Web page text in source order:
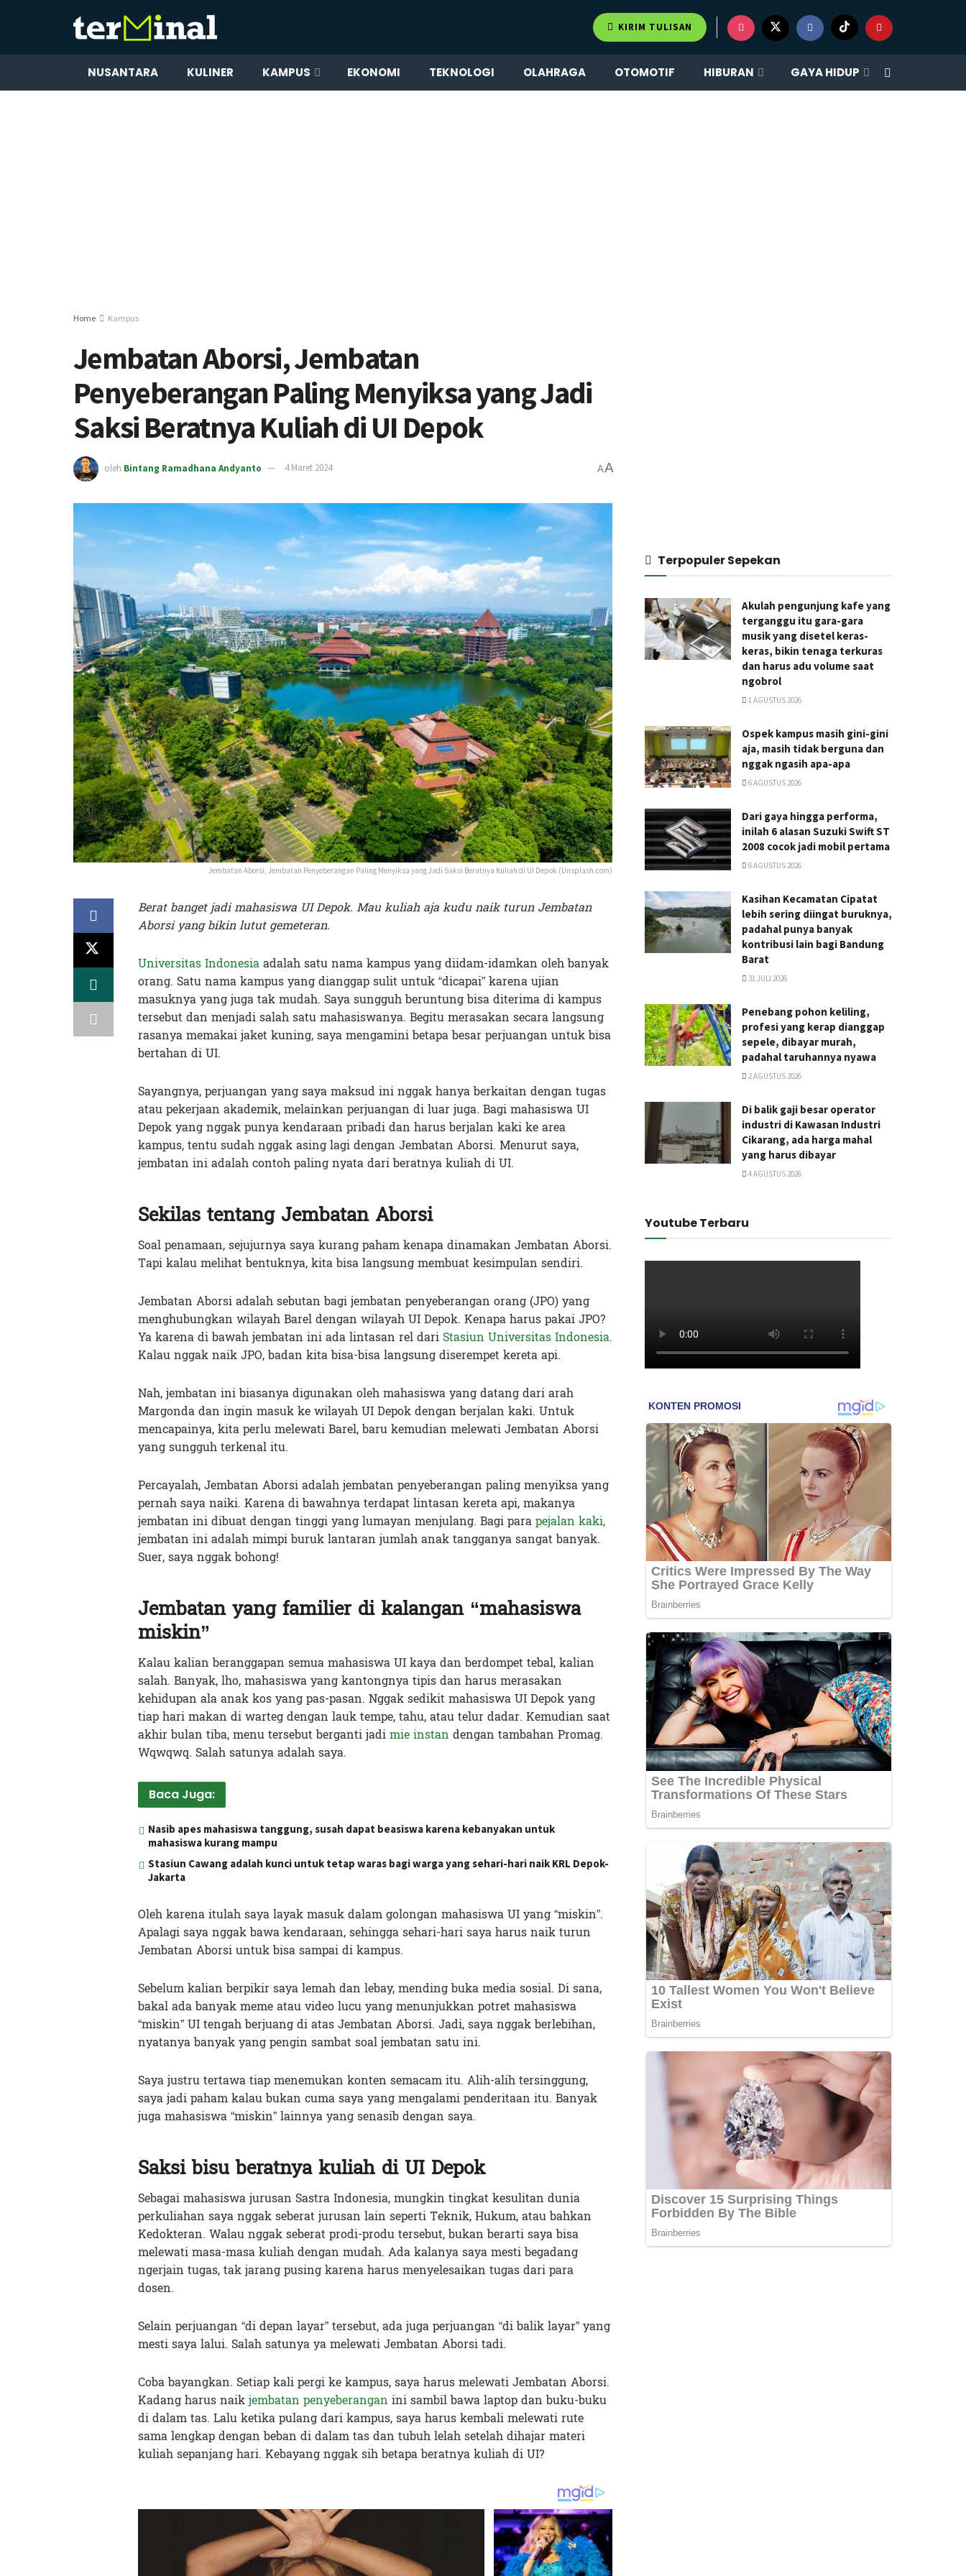
KIRIM TULISAN
NUSANTARA KULINER KAMPUS EKONOMI TEKNOLOGI OLAHRAGA OTOMOTIF HIBURAN GAYA HIDUP
Home Kampus
Jembatan Aborsi, Jembatan
Penyeberangan Paling Menyiksa yang Jadi
Saksi Beratnya Kuliah di UI Depok
oleh Bintang Ramadhana Andyanto 4 Maret 2024 AA
Jembatan Aborsi, Jembatan Penyeberangan Paling Menyiksa yang Jadi Saksi Beratnya Kuliah di UI Depok (Unsplash.com)
Berat banget jadi mahasiswa UI Depok. Mau kuliah aja kudu naik turun Jembatan
Aborsi yang bikin lutut gemeteran.
Universitas Indonesiaadalah satu nama kampus yang diidam-idamkan oleh banyak
orang. Satu nama kampus yang dianggap sulit untuk “dicapai” karena ujian
masuknya yang juga tak mudah. Saya sungguh beruntung bisa diterima di kampus
tersebut dan menjadi salah satu mahasiswanya. Begitu merasakan secara langsung
rasanya memakai jaket kuning, saya mengamini betapa besar perjuangan untuk bisa
bertahan di UI.
Sayangnya, perjuangan yang saya maksud ini nggak hanya berkaitan dengan tugas
atau pekerjaan akademik, melainkan perjuangan di luar juga. Bagi mahasiswa UI
Depok yang nggak punya kendaraan pribadi dan harus berjalan kaki ke area
kampus, tentu sudah nggak asing lagi dengan Jembatan Aborsi. Menurut saya,
jembatan ini adalah contoh paling nyata dari beratnya kuliah di UI.
Sekilas tentang Jembatan Aborsi
Soal penamaan, sejujurnya saya kurang paham kenapa dinamakan Jembatan Aborsi.
Tapi kalau melihat bentuknya, kita bisa langsung membuat kesimpulan sendiri.
Jembatan Aborsi adalah sebutan bagi jembatan penyeberangan orang (JPO) yang
menghubungkan wilayah Barel dengan wilayah UI Depok. Kenapa harus pakai JPO?
Ya karena di bawah jembatan ini ada lintasan rel dari Stasiun Universitas Indonesia.
Kalau nggak naik JPO, badan kita bisa-bisa langsung diserempet kereta api.
Nah, jembatan ini biasanya digunakan oleh mahasiswa yang datang dari arah
Margonda dan ingin masuk ke wilayah UI Depok dengan berjalan kaki. Untuk
mencapainya, kita perlu melewati Barel, baru kemudian melewati Jembatan Aborsi
yang sungguh terkenal itu.
Percayalah, Jembatan Aborsi adalah jembatan penyeberangan paling menyiksa yang
pernah saya naiki. Karena di bawahnya terdapat lintasan kereta api, makanya
jembatan ini dibuat dengan tinggi yang lumayan menjulang. Bagi parapejalan kaki,
jembatan ini adalah mimpi buruk lantaran jumlah anak tangganya sangat banyak.
Suer, saya nggak bohong!
Jembatan yang familier di kalangan “mahasiswa
miskin”
Kalau kalian beranggapan semua mahasiswa UI kaya dan berdompet tebal, kalian
salah. Banyak, lho, mahasiswa yang kantongnya tipis dan harus merasakan
kehidupan ala anak kos yang pas-pasan. Nggak sedikit mahasiswa UI Depok yang
tiap hari makan di warteg dengan lauk tempe, tahu, atau telur dadar. Kemudian saat
akhir bulan tiba, menu tersebut berganti jadimie instan dengan tambahan Promag.
Wqwqwq. Salah satunya adalah saya.
Baca Juga:
Nasib apes mahasiswa tanggung, susah dapat beasiswa karena kebanyakan untuk
mahasiswa kurang mampu
Stasiun Cawang adalah kunci untuk tetap waras bagi warga yang sehari-hari naik KRL Depok-
Jakarta
Oleh karena itulah saya layak masuk dalam golongan mahasiswa UI yang “miskin”.
Apalagi saya nggak bawa kendaraan, sehingga sehari-hari saya harus naik turun
Jembatan Aborsi untuk bisa sampai di kampus.
Sebelum kalian berpikir saya lemah dan lebay, mending buka media sosial. Di sana,
bakal ada banyak meme atau video lucu yang menunjukkan potret mahasiswa
“miskin” UI tengah berjuang di atas Jembatan Aborsi. Jadi, saya nggak berlebihan,
nyatanya banyak yang pengin sambat soal jembatan satu ini.
Saya justru tertawa tiap menemukan konten semacam itu. Alih-alih tersinggung,
saya jadi paham kalau bukan cuma saya yang mengalami penderitaan itu. Banyak
juga mahasiswa “miskin” lainnya yang senasib dengan saya.
Saksi bisu beratnya kuliah di UI Depok
Sebagai mahasiswa jurusan Sastra Indonesia, mungkin tingkat kesulitan dunia
perkuliahan saya nggak seberat jurusan lain seperti Teknik, Hukum, atau bahkan
Kedokteran. Walau nggak seberat prodi-produ tersebut, bukan berarti saya bisa
melewati masa-masa kuliah dengan mudah. Ada kalanya saya mesti begadang
ngerjain tugas, tak jarang pusing karena harus menyelesaikan tugas dari para
dosen.
Selain perjuangan “di depan layar” tersebut, ada juga perjuangan “di balik layar” yang
mesti saya lalui. Salah satunya ya melewati Jembatan Aborsi tadi.
Coba bayangkan. Setiap kali pergi ke kampus, saya harus melewati Jembatan Aborsi.
Kadang harus naikjembatan penyeberangan ini sambil bawa laptop dan buku-buku
di dalam tas. Lalu ketika pulang dari kampus, saya harus kembali melewati rute
sama lengkap dengan beban di dalam tas dan tubuh lelah setelah dihajar materi
kuliah sepanjang hari. Kebayang nggak sih betapa beratnya kuliah di UI?
Terpopuler Sepekan
Akulah pengunjung kafe yang
terganggu itu gara-gara
musik yang disetel keras-
keras, bikin tenaga terkuras
dan harus adu volume saat
ngobrol
1 AGUSTUS 2026
Ospek kampus masih gini-gini
aja, masih tidak berguna dan
nggak ngasih apa-apa
6 AGUSTUS 2026
Dari gaya hingga performa,
inilah 6 alasan Suzuki Swift ST
2008 cocok jadi mobil pertama
6 AGUSTUS 2026
Kasihan Kecamatan Cipatat
lebih sering diingat buruknya,
padahal punya banyak
kontribusi lain bagi Bandung
Barat
31 JULI 2026
Penebang pohon keliling,
profesi yang kerap dianggap
sepele, dibayar murah,
padahal taruhannya nyawa
2 AGUSTUS 2026
Di balik gaji besar operator
industri di Kawasan Industri
Cikarang, ada harga mahal
yang harus dibayar
4 AGUSTUS 2026
Youtube Terbaru